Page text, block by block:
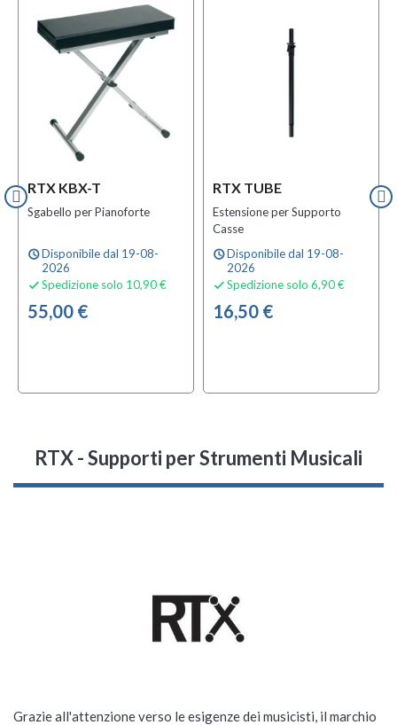
RTX KBX-T
Sgabello per Pianoforte
scheduleDisponibile dal 19-08-
2026
 Spedizione solo 10,90 €
55,00 €
RTX TUBE
Estensione per Supporto
Casse
scheduleDisponibile dal 19-08-
2026
 Spedizione solo 6,90 €
16,50 €
RTX - Supporti per Strumenti Musicali
Grazie all'attenzione verso le esigenze dei musicisti, il marchio